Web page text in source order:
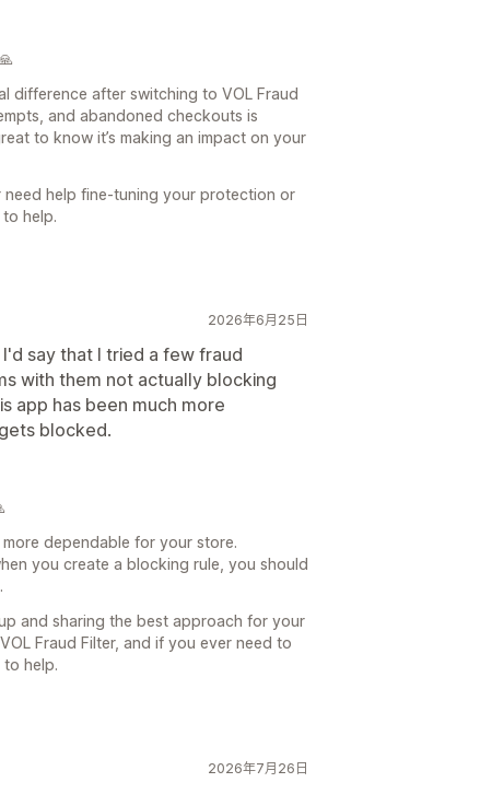
difference after switching to VOL Fraud
and abandoned checkouts is
to know it’s making an impact on your
help fine-tuning your protection or
to help.
2026年6月25日
say that I tried a few fraud
with them not actually blocking
app has been much more
blocked.
dependable for your store.
you create a blocking rule, you should
and sharing the best approach for your
Fraud Filter, and if you ever need to
to help.
2026年7月26日